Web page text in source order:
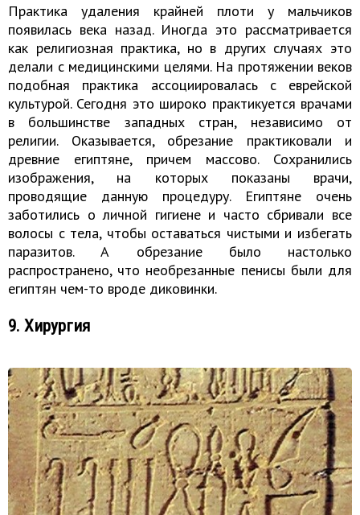
Практика удаления крайней плоти у мальчиков
появилась века назад. Иногда это рассматривается
как религиозная практика, но в других случаях это
делали с медицинскими целями. На протяжении веков
подобная практика ассоциировалась с еврейской
культурой. Сегодня это широко практикуется врачами
в большинстве западных стран, независимо от
религии. Оказывается, обрезание практиковали и
древние египтяне, причем массово. Сохранились
изображения, на которых показаны врачи,
проводящие данную процедуру. Египтяне очень
заботились о личной гигиене и часто сбривали все
волосы с тела, чтобы оставаться чистыми и избегать
паразитов. А обрезание было настолько
распространено, что необрезанные пенисы были для
египтян чем-то вроде диковинки.
9. Хирургия